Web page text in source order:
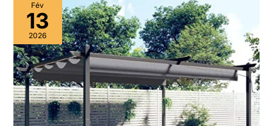
Fév
13
2026